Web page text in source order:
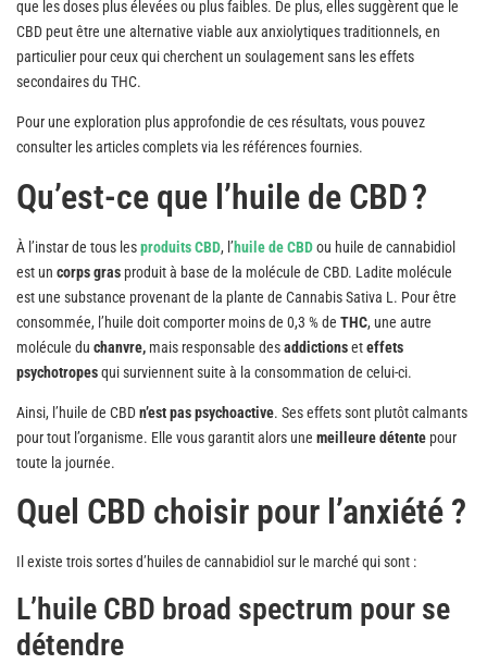
que les doses plus élevées ou plus faibles. De plus, elles suggèrent que le
CBD peut être une alternative viable aux anxiolytiques traditionnels, en
particulier pour ceux qui cherchent un soulagement sans les effets
secondaires du THC.
Pour une exploration plus approfondie de ces résultats, vous pouvez
consulter les articles complets via les références fournies.
Qu’est-ce que l’huile de CBD ?
À l’instar de tous lesproduits CBD, l’huile de CBDou huile de cannabidiol
est un corps gras produit à base de la molécule de CBD. Ladite molécule
est une substance provenant de la plante de Cannabis Sativa L. Pour être
consommée, l’huile doit comporter moins de 0,3 % de THC, une autre
molécule du chanvre, mais responsable desaddictionseteffets
psychotropesqui surviennent suite à la consommation de celui-ci.
Ainsi, l’huile de CBDn’est paspsychoactive. Ses effets sont plutôt calmants
pour tout l’organisme. Elle vous garantit alors une meilleure détente pour
toute la journée.
Quel CBD choisir pour l’anxiété ?
Il existe trois sortes d’huiles de cannabidiol sur le marché qui sont :
L’huile CBD broad spectrum pour se
détendre